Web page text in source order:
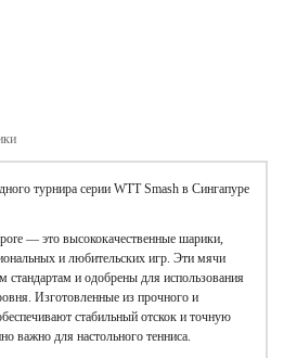
турнира серии WTT Smash в Сингапуре
— это высококачественные шарики,
и любительских игр. Эти мячи
стандартам и одобрены для использования
Изготовленные из прочного и
стабильный отскок и точную
важно для настольного тенниса.